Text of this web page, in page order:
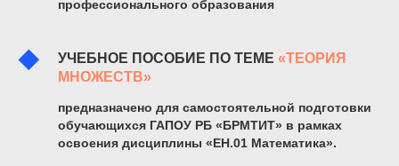
профессионального образования
УЧЕБНОЕ ПОСОБИЕ ПО ТЕМЕ «ТЕОРИЯ
МНОЖЕСТВ»
предназначено для самостоятельной подготовки
обучающихся ГАПОУ РБ «БРМТИТ» в рамках
освоения дисциплины «ЕН.01 Математика».